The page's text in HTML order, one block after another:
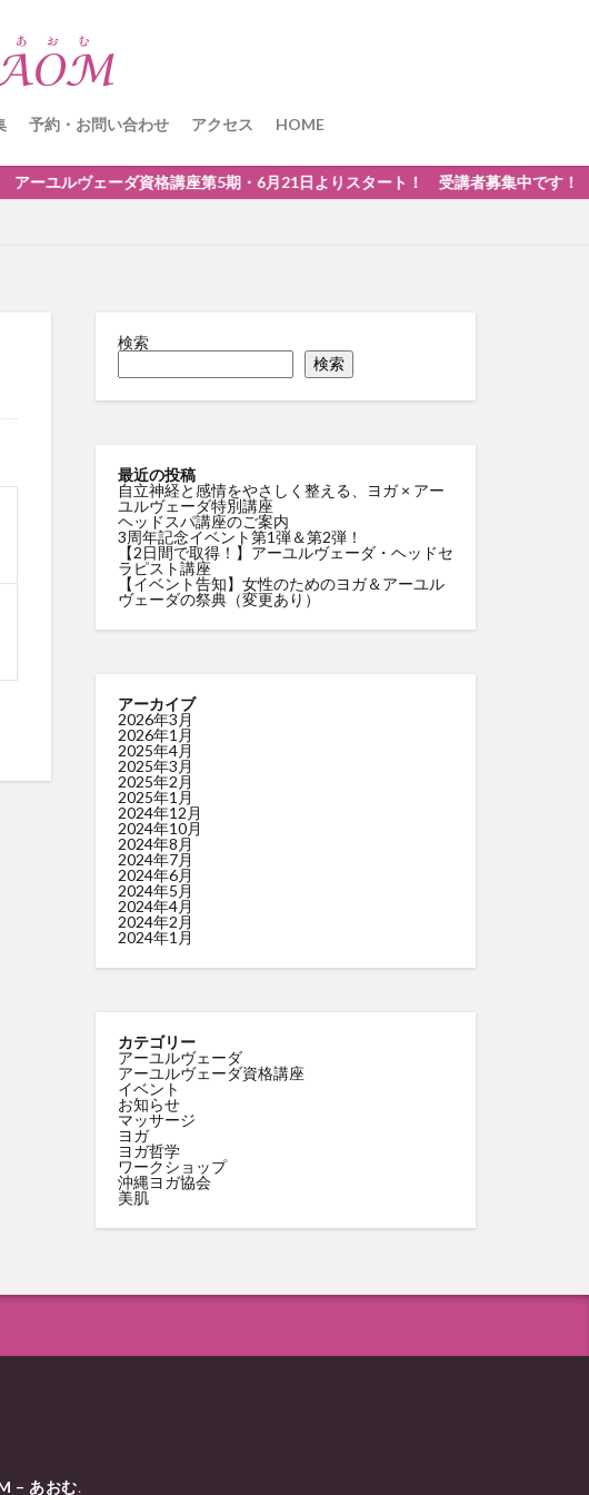
予約・お問い合わせ アクセス HOME
ーユルヴェーダ資格講座第5期・6月21日よりスタート！ 受講者募集中です！ お
検索
検索
最近の投稿
自立神経と感情をやさしく整える、ヨガ × アー
ユルヴェーダ特別講座
ヘッドスパ講座のご案内
3周年記念イベント第1弾＆第2弾！
【2日間で取得！】アーユルヴェーダ・ヘッドセ
ラピスト講座
【イベント告知】女性のためのヨガ＆アーユル
ヴェーダの祭典（変更あり）
アーカイブ
2026年3月
2026年1月
2025年4月
2025年3月
2025年2月
2025年1月
2024年12月
2024年10月
2024年8月
2024年7月
2024年6月
2024年5月
2024年4月
2024年2月
2024年1月
カテゴリー
アーユルヴェーダ
アーユルヴェーダ資格講座
イベント
お知らせ
マッサージ
ヨガ
ヨガ哲学
ワークショップ
沖縄ヨガ協会
美肌
– あおむ.